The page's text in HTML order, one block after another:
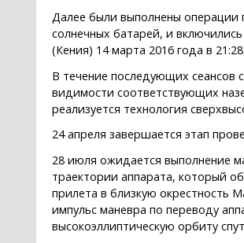
Далее были выполнены операции
солнечных батарей, и
(Кения) 14 марта 2016 года в
В течение последующих сеансов
видимости соответствующих
реализуется технология
24 апреля завершается этап
28 июля ожидается выполнение
траектории аппарата, который
прилета в близкую окрестность
импульс маневра по переводу
высокоэллиптическую орбиту